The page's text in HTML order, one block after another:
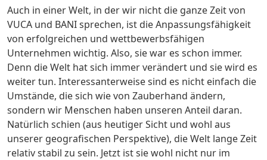
Auch in einer Welt, in der wir nicht die ganze Zeit von
VUCA und BANI sprechen, ist die Anpassungsfähigkeit
von erfolgreichen und wettbewerbsfähigen
Unternehmen wichtig. Also, sie war es schon immer.
Denn die Welt hat sich immer verändert und sie wird es
weiter tun. Interessanterweise sind es nicht einfach die
Umstände, die sich wie von Zauberhand ändern,
sondern wir Menschen haben unseren Anteil daran.
Natürlich schien (aus heutiger Sicht und wohl aus
unserer geografischen Perspektive), die Welt lange Zeit
relativ stabil zu sein. Jetzt ist sie wohl nicht nur im